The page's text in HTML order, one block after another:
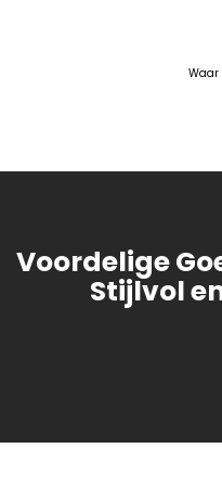
Waar
Voordelige
Stijlvol